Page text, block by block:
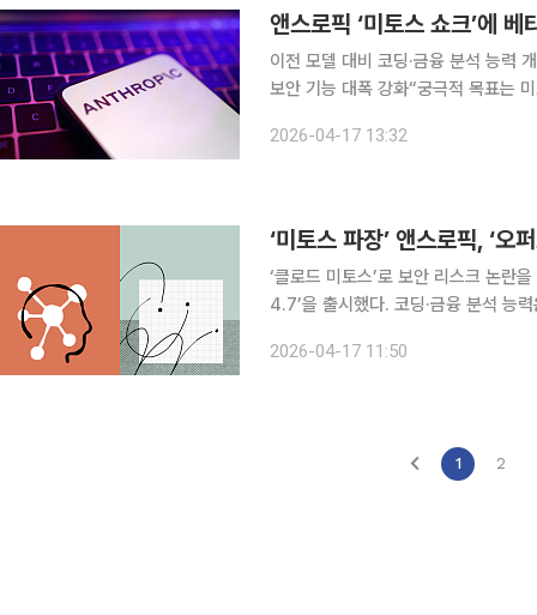
앤스로픽 ‘미토스 쇼크’에
이전 모델 대비 코딩·금융 분석 능력
보안 기능 대폭 강화“궁극적 목표는 미토스급 AI 모델 공개”
CNBC에 따르면 앤스로픽은 이전 최
2026-04-17 13:32
‘클로드 미토스’로 보안 리스크 논란
4.7’을 출시했다. 코딩·금융 분석 능
스 4.6을 선보인 지 약 2개월 만의 업
2026-04-17 11:50
1 2